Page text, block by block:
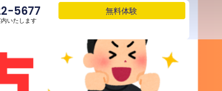
5677
いたします
無料体験
5677
いたします 無料体験